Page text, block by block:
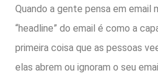
Quando a gente pensa em email
“headline” do email é como a
primeira coisa que as pessoas
elas abrem ou ignoram o seu